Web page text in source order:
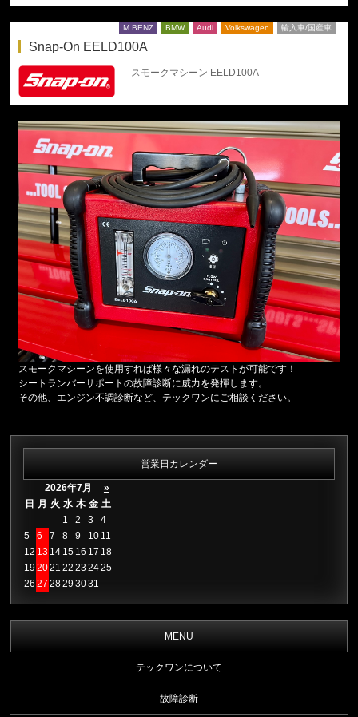
M.BENZ BMW Audi Volkswagen 輸入車/国産車
Snap-On EELD100A
スモークマシーン EELD100A
スモークマシーンを使用すれば様々な漏れのテストが可能です！
シートランバーサポートの故障診断に威力を発揮します。
その他、エンジン不調診断など、テックワンにご相談ください。
営業日カレンダー
2026年7月
»
日 月 火 水 木 金 土
1
2 3
4
5
6 7 8 9 10 11
12 13 14 15 16 17 18
19 2021 22 23 2425
26 27 2829 3031
MENU
テックワンについて
故障診断